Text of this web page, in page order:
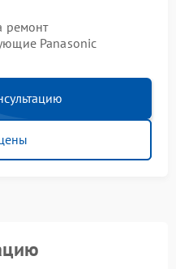
ремонт
Panasonic